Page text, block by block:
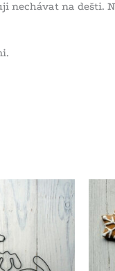
nechávat na dešti.